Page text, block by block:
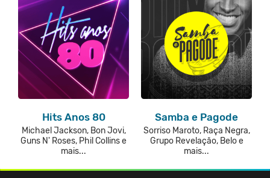
Hits Anos 80
Michael Jackson, Bon Jovi,
Guns N' Roses, Phil Collins e
mais...
Samba e Pagode
Sorriso Maroto, Raça Negra,
Grupo Revelação, Belo e
mais...